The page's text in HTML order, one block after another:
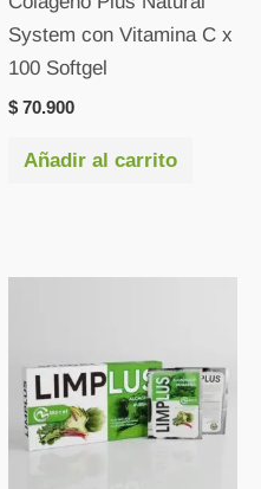
System con Vitamina C x
100 Softgel
$ 70.900
Añadir al carrito